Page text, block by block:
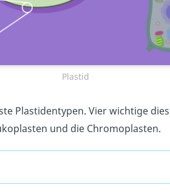
Plastid
Plastidentypen. Vier wichtige
und die Chromoplasten.